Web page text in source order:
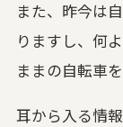
また、昨今は
りますし、何
ままの自転車
耳から入る情